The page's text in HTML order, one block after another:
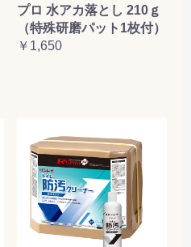
プロ 水アカ落とし 210ｇ
（特殊研磨パット1枚付）
￥1,650